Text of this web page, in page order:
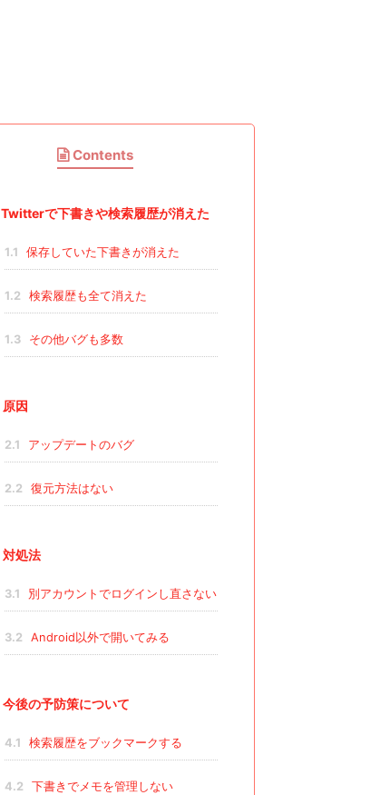
Contents
Twitterで下書きや検索履歴が消えた
1.1 保存していた下書きが消えた
1.2 検索履歴も全て消えた
1.3 その他バグも多数
原因
2.1 アップデートのバグ
2.2 復元方法はない
対処法
3.1 別アカウントでログインし直さない
3.2 Android以外で開いてみる
今後の予防策について
4.1 検索履歴をブックマークする
4.2 下書きでメモを管理しない